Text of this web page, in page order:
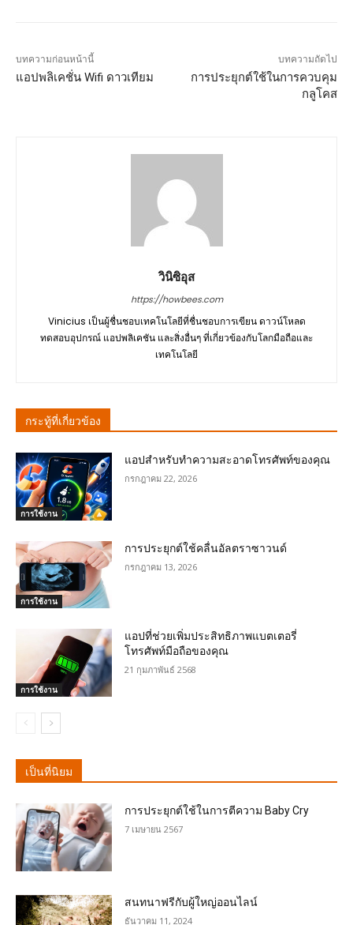
บทความก่อนหน้านี้
แอปพลิเคชั่น Wifi ดาวเทียม
บทความถัดไป
การประยุกต์ใช้ในการควบคุม
กลูโคส
วินิซิอุส
https://howbees.com
Vinicius เป็นผู้ชื่นชอบเทคโนโลยีที่ชื่นชอบการเขียน ดาวน์โหลด
ทดสอบอุปกรณ์ แอปพลิเคชัน และสิ่งอื่นๆ ที่เกี่ยวข้องกับโลกมือถือและ
เทคโนโลยี
กระทู้ที่เกี่ยวข้อง
การใช้งาน
แอปสำหรับทำความสะอาดโทรศัพท์ของคุณ
กรกฎาคม 22, 2026
การใช้งาน
การประยุกต์ใช้คลื่นอัลตราซาวนด์
กรกฎาคม 13, 2026
การใช้งาน
แอปที่ช่วยเพิ่มประสิทธิภาพแบตเตอรี่
โทรศัพท์มือถือของคุณ
21 กุมภาพันธ์ 2568
เป็นที่นิยม
การประยุกต์ใช้ในการตีความ Baby Cry
7 เมษายน 2567
สนทนาฟรีกับผู้ใหญ่ออนไลน์
ธันวาคม 11, 2024